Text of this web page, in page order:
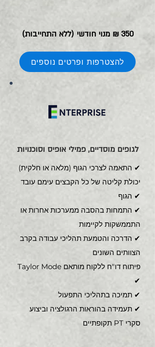
350 ₪ מנוי חודשי (ללא התחייבות)
להצטרפות ופרטים נוספים
לגופים מוסדיים, פמילי אופיס וסוכנויות
התאמה לצרכי הגוף (מלאה או חלקית) ✔
יכולת קליטה של כל הקבצים עימם עובד
הגוף ✔
✔ התמחות בהסבה ממערכות אחרות או
התממשקות לקיימות
✔ הדרכה והטמעת תהליכי עבודה בקרב
הצוותים השונים
Taylor Mode פיתוח דו"ח ללקוח מותאם
✔
תמיכה בתהליכי התפעול ✔
✔ תעמידה בהוראות הרגולציה וביצוע
סקרי PT תקופתיים